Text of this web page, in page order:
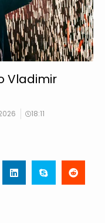
Vladimir
18:11